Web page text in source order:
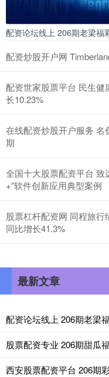
配资论坛线上 206期老梁福
配资炒股开户网
配资世家股票平台 民生健
长10.23%
在线配资炒股开户服务 名
期
全国十大股票配资平台 致
+”软件创新应用典型案例
股票杠杆配资网 同程旅
同比增长41.3%
最新文章
配资论坛线上 206期老梁
股票配资专业 206期甜瓜
西安股票配资平台 206期